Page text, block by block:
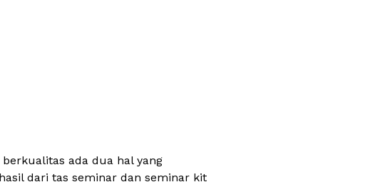
ada dua hal yang
dari tas seminar dan seminar kit